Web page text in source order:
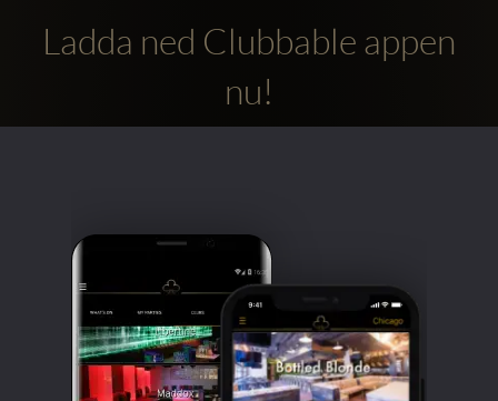
Ladda ned Clubbable appen
nu!